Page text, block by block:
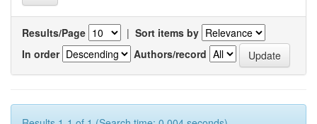
Results/Page | Sort items by
In order
Authors/record